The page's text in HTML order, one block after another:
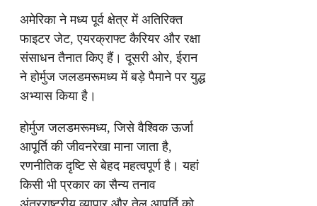
अमेरिका ने मध्य पूर्व क्षेत्र में अतिरिक्त
फाइटर जेट, एयरक्राफ्ट कैरियर और रक्षा
संसाधन तैनात किए हैं। दूसरी ओर, ईरान
ने होर्मुज जलडमरूमध्य में बड़े पैमाने पर युद्ध
अभ्यास किया है।
होर्मुज जलडमरूमध्य, जिसे वैश्विक ऊर्जा
आपूर्ति की जीवनरेखा माना जाता है,
रणनीतिक दृष्टि से बेहद महत्वपूर्ण है। यहां
किसी भी प्रकार का सैन्य तनाव